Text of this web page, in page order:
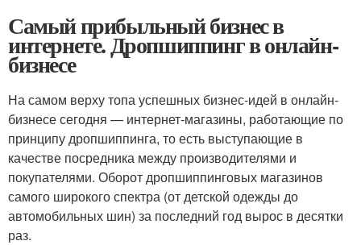
Самый прибыльный бизнес в
интернете. Дропшиппинг в онлайн-
бизнесе
На самом верху топа успешных бизнес-идей в онлайн-
бизнесе сегодня — интернет-магазины, работающие по
принципу дропшиппинга, то есть выступающие в
качестве посредника между производителями и
покупателями. Оборот дропшиппинговых магазинов
самого широкого спектра (от детской одежды до
автомобильных шин) за последний год вырос в десятки
раз.